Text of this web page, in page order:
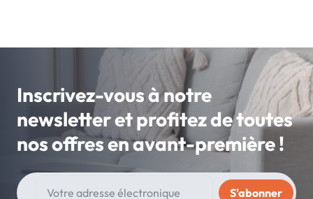
Inscrivez-vous à notre
newsletter et profitez de toutes
nos offres en avant-première !